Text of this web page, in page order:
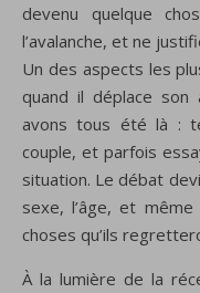
devenu quelque
l’avalanche, et ne
Un des aspects les
quand il déplace son
avons tous été là :
couple, et parfois
situation. Le débat
sexe, l’âge, et même
choses qu’ils
À la lumière de la